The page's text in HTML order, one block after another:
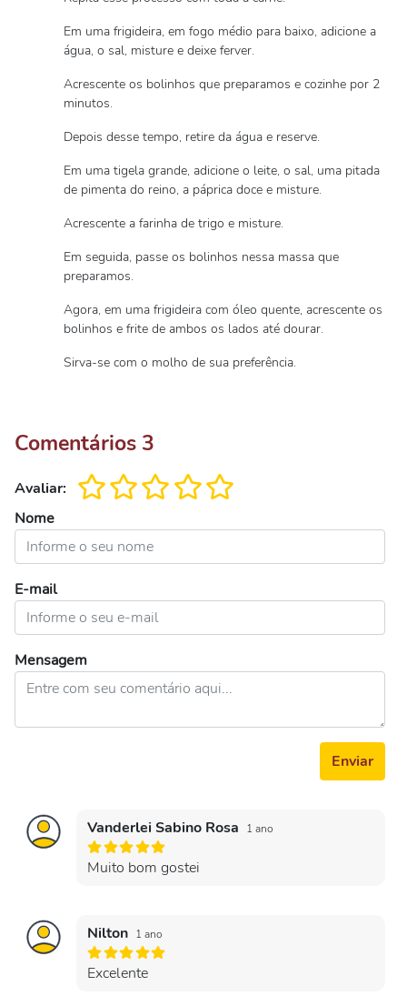
Em uma frigideira, em fogo médio para baixo, adicione a
água, o sal, misture e deixe ferver.
Acrescente os bolinhos que preparamos e cozinhe por 2
minutos.
Depois desse tempo, retire da água e reserve.
Em uma tigela grande, adicione o leite, o sal, uma pitada
de pimenta do reino, a páprica doce e misture.
Acrescente a farinha de trigo e misture.
Em seguida, passe os bolinhos nessa massa que
preparamos.
Agora, em uma frigideira com óleo quente, acrescente os
bolinhos e frite de ambos os lados até dourar.
Sirva-se com o molho de sua preferência.
Comentários 3
Avaliar:
Nome
E-mail
Mensagem
Enviar
Vanderlei Sabino Rosa 1 ano
Muito bom gostei
Nilton 1 ano
Excelente